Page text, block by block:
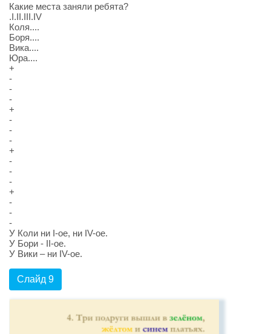
Какие места заняли ребята?
.I.II.III.IV
Коля....
Боря....
Вика....
Юра....
+
-
-
-
+
-
-
-
+
-
-
-
+
-
-
-
У Коли ни I-ое, ни IV-ое.
У Бори - II-ое.
У Вики – ни IV-ое.
Слайд 9